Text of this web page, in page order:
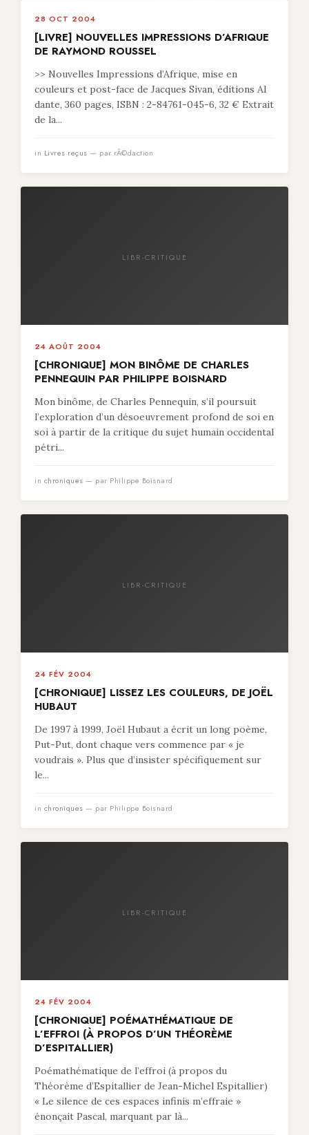
28 OCT 2004
[LIVRE] NOUVELLES IMPRESSIONS D’AFRIQUE
DE RAYMOND ROUSSEL
>> Nouvelles Impressions d’Afrique, mise en
couleurs et post-face de Jacques Sivan, éditions Al
dante, 360 pages, ISBN : 2-84761-045-6, 32 € Extrait
de la...
in Livres reçus — par rÃ©daction
LIBR-CRITIQUE
24 AOÛT 2004
[CHRONIQUE] MON BINÔME DE CHARLES
PENNEQUIN PAR PHILIPPE BOISNARD
Mon binôme, de Charles Pennequin, s’il poursuit
l’exploration d’un désoeuvrement profond de soi en
soi à partir de la critique du sujet humain occidental
pétri...
in chroniques — par Philippe Boisnard
LIBR-CRITIQUE
24 FÉV 2004
[CHRONIQUE] LISSEZ LES COULEURS, DE JOËL
HUBAUT
De 1997 à 1999, Joël Hubaut a écrit un long poème,
Put-Put, dont chaque vers commence par « je
voudrais ». Plus que d’insister spécifiquement sur
le...
in chroniques — par Philippe Boisnard
LIBR-CRITIQUE
24 FÉV 2004
[CHRONIQUE] POÉMATHÉMATIQUE DE
L’EFFROI (À PROPOS D’UN THÉORÈME
D’ESPITALLIER)
Poémathématique de l’effroi (à propos du
Théorème d’Espitallier de Jean-Michel Espitallier)
« Le silence de ces espaces infinis m’effraie »
énonçait Pascal, marquant par là...